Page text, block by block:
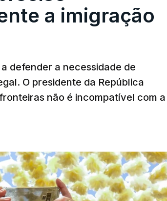
a imigração
defender a necessidade de
O presidente da República
não é incompatível com a